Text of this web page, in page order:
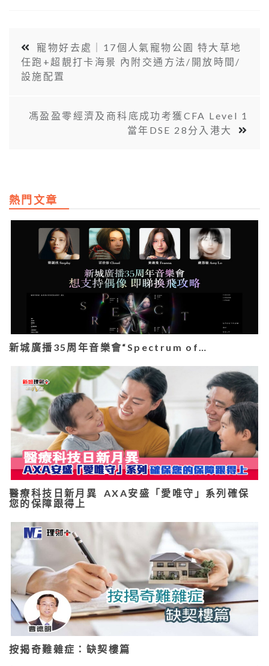
寵物好去處｜17個人氣寵物公園 特大草地
任跑+超靚打卡海景 內附交通方法/開放時間/
設施配置
馮盈盈零經濟及商科底成功考獲CFA Level 1
當年DSE 28分入港大
熱門文章
新城廣播35周年音樂會“Spectrum of…
醫療科技日新月異 AXA安盛「愛唯守」系列確保
您的保障跟得上
按揭奇難雜症：缺契樓篇